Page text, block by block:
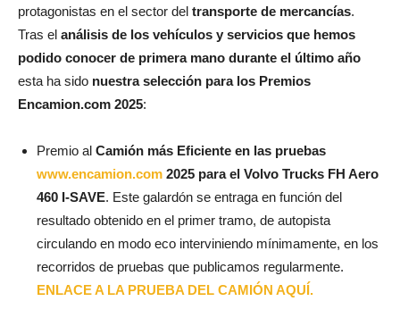
protagonistas en el sector del transporte de mercancías.
Tras el análisis de los vehículos y servicios que hemos
podido conocer de primera mano durante el último año
esta ha sido nuestra selección para los Premios
Encamion.com 2025:
Premio al Camión más Eficiente en las pruebas
www.encamion.com 2025 para el Volvo Trucks FH Aero
460 I-SAVE. Este galardón se entraga en función del
resultado obtenido en el primer tramo, de autopista
circulando en modo eco interviniendo mínimamente, en los
recorridos de pruebas que publicamos regularmente.
ENLACE A LA PRUEBA DEL CAMIÓN AQUÍ.